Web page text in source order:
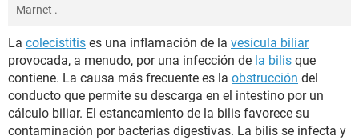
BIENESTAR
SEXUALIDAD
Marnet .
La colecistitis es una inflamación de la vesícula biliar
provocada, a menudo, por una infección de la bilis que
contiene. La causa más frecuente es la obstrucción del
conducto que permite su descarga en el intestino por un
cálculo biliar. El estancamiento de la bilis favorece su
contaminación por bacterias digestivas. La bilis se infecta y